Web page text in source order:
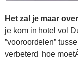
Het zal je maar
je kom in hotel vol
”vooroordelen”
verbeterd, hoe